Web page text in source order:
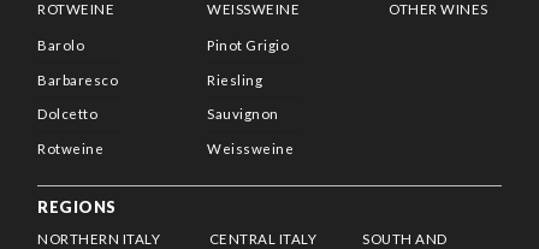
ROTWEINE
Barolo
Barbaresco
Dolcetto
Rotweine
WEISSWEINE
Pinot Grigio
Riesling
Sauvignon
Weissweine
OTHER WINES
REGIONS
NORTHERN ITALY CENTRAL ITALY
SOUTH AND